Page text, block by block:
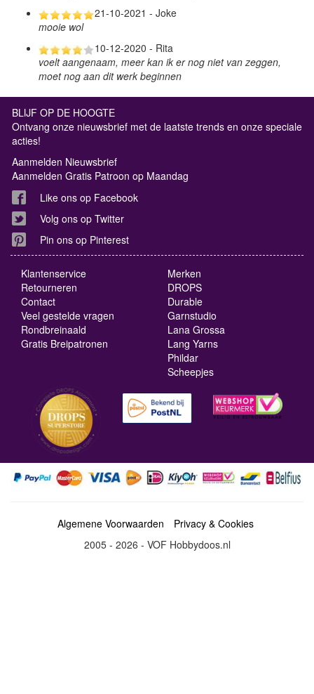
21-10-2021 - Joke
mooie wol
10-12-2020 - Rita
voelt aangenaam, meer kan ik er nog niet van zeggen,
moet nog aan dit werk beginnen
BLIJF OP DE HOOGTE
Ontvang onze nieuwsbrief met de laatste trends en onze speciale
acties!
Aanmelden Nieuwsbrief
Aanmelden Gratis Patroon op Maandag
Like ons op Facebook
Volg ons op Twitter
Pin ons op Pinterest
Klantenservice
Retourneren
Contact
Veel gestelde vragen
Rondbreinaald
Gratis Breipatronen
Merken
DROPS
Durable
Garnstudio
Lana Grossa
Lang Yarns
Phildar
Scheepjes
Algemene Voorwaarden
Privacy & Cookies
2005 - 2026 - VOF Hobbydoos.nl